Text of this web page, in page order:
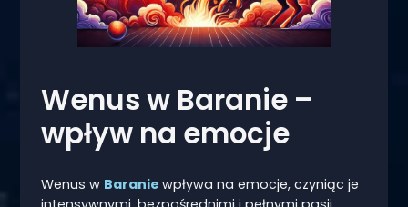
Wenus w Baranie –
wpływ na emocje
Wenus w Baranie wpływa na emocje, czyniąc je